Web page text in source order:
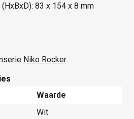
83 x 154 x 8 mm
Niko Rocker.
Waarde
Wit